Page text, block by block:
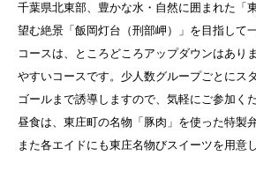
千葉県北東部、豊かな水・自然に囲まれた「
望む絶景「飯岡灯台（刑部岬）」を目指して
コースは、ところどころアップダウンはあり
やすいコースです。少人数グループごとにス
ゴールまで誘導しますので、気軽にご参加くだ
昼食は、東庄町の名物「豚肉」を使った特製
また各エイドにも東庄名物びスイーツを用意